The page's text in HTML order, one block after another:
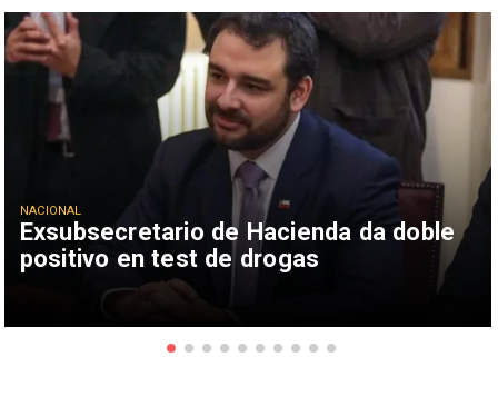
Exsubsecretario de Hacienda da doble
positivo en test de drogas
NACIONAL